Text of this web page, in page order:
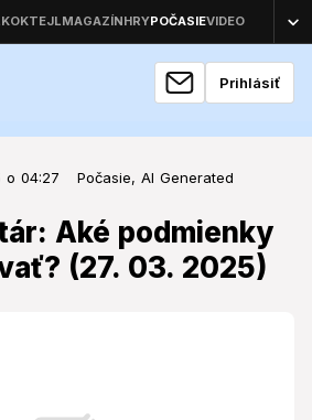
Prihlásiť
o 04:27 Počasie, AI Generated
Aké podmienky
(27. 03. 2025)
o 04:27
Aké podmienky
(27. 03. 2025)